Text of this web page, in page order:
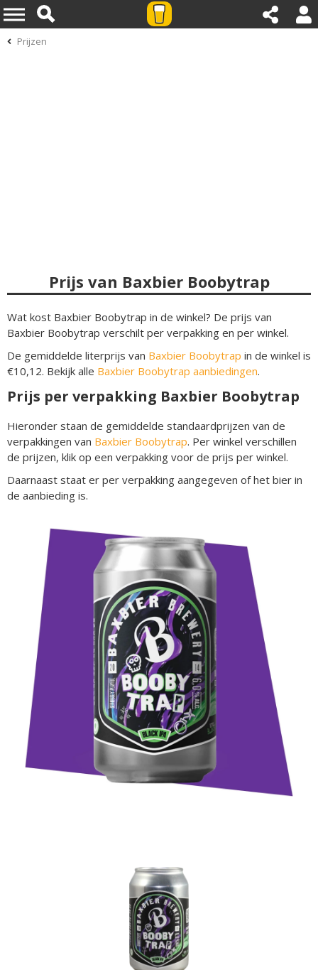
Prijzen
Prijs van Baxbier Boobytrap
Wat kost Baxbier Boobytrap in de winkel? De prijs van
Baxbier Boobytrap verschilt per verpakking en per winkel.
De gemiddelde literprijs van Baxbier Boobytrap in de winkel is
€10,12. Bekijk alle Baxbier Boobytrap aanbiedingen.
Prijs per verpakking Baxbier Boobytrap
Hieronder staan de gemiddelde standaardprijzen van de
verpakkingen van Baxbier Boobytrap. Per winkel verschillen
de prijzen, klik op een verpakking voor de prijs per winkel.
Daarnaast staat er per verpakking aangegeven of het bier in
de aanbieding is.